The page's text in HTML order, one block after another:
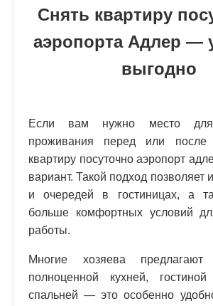
Снять квартиру
аэропорта Адлер —
выгодно
Если вам нужно место для
проживания перед или после
квартиру посуточно аэропорт
вариант. Такой подход позволяет
и очередей в гостиницах, а
больше комфортных условий
работы.
Многие хозяева
полноценной кухней,
спальней — это особенно